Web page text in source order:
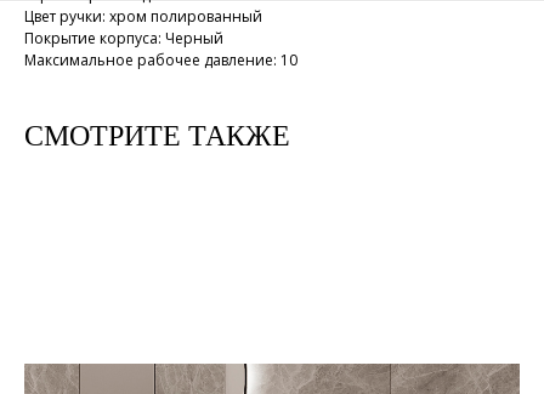
Цвет ручки: хром полированный
Покрытие корпуса: Черный
Максимальное рабочее давление: 10
СМОТРИТЕ ТАКЖЕ